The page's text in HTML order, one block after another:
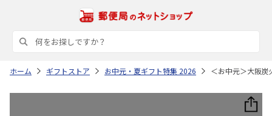
ホーム ギフトストア お中元・夏ギフト特集 2026 ＜お中元＞大阪